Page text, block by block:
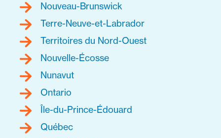
Nouveau-Brunswick
Terre-Neuve-et-Labrador
Territoires du Nord-Ouest
Nouvelle-Écosse
Nunavut
Ontario
Île-du-Prince-Édouard
Québec